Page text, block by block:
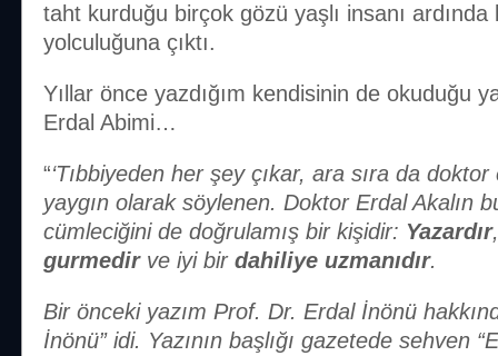
İletişim
taht kurduğu birçok gözü yaşlı insanı ardında
yolculuğuna çıktı.
Yıllar önce yazdığım kendisinin de okuduğu
Erdal Abimi…
“‘Tıbbiyeden her şey çıkar, ara sıra da doktor
yaygın olarak söylenen. Doktor Erdal Akalın
cümleciğini de doğrulamış bir kişidir: Yazardır
gurmedirve iyi bir dahiliye uzmanıdır.
Bir önceki yazım Prof. Dr. Erdal İnönü
İnönü” idi. Yazının başlığı gazetede sehven